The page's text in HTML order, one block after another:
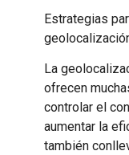
Estrategias
La
ofrecen
controlar el
aumentar la
también